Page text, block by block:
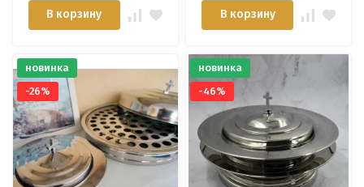
В корзину В корзину
новинка
-26%
новинка
-46%